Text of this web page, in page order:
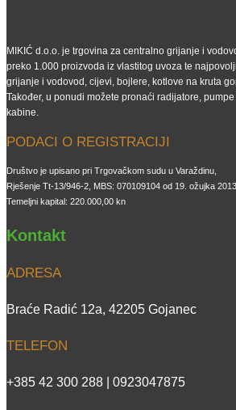
MIKIĆ d.o.o. je trgovina za centralno grijanje i
preko 1.000 proizvoda iz vlastitog uvoza te
grijanje i vodovod, cijevi, bojlere, kotlove na kruta
Također, u ponudi možete pronaći radijatore,
kabine.
PODACI O REGISTRACIJI
Društvo je upisano pri Trgovačkom sudu u Varaždinu,
Rješenje Tt-13/946-2, MBS: 070109104 od 19. ožujka
Temeljni kapital: 220.000,00 kn
Kontakt
ADRESA
Braće Radić 12a, 42205 Gojanec
TELEFON
+385 42 300 288 | 0923047875